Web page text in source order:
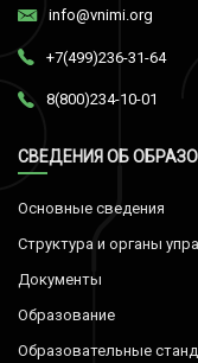
info@vnimi.org
+7(499)236-31-64
8(800)234-10-01
СВЕДЕНИЯ ОБ
Основные сведения
Структура и органы
Документы
Образование
Образовательные